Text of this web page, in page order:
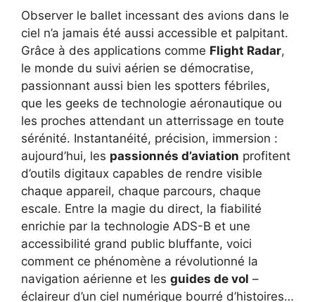
Observer le ballet incessant des avions dans le
ciel n’a jamais été aussi accessible et palpitant.
Grâce à des applications comme Flight Radar,
le monde du suivi aérien se démocratise,
passionnant aussi bien les spotters fébriles,
que les geeks de technologie aéronautique ou
les proches attendant un atterrissage en toute
sérénité. Instantanéité, précision, immersion :
aujourd’hui, les passionnés d’aviation profitent
d’outils digitaux capables de rendre visible
chaque appareil, chaque parcours, chaque
escale. Entre la magie du direct, la fiabilité
enrichie par la technologie ADS-B et une
accessibilité grand public bluffante, voici
comment ce phénomène a révolutionné la
navigation aérienne et les guides de vol –
éclaireur d’un ciel numérique bourré d’histoires…